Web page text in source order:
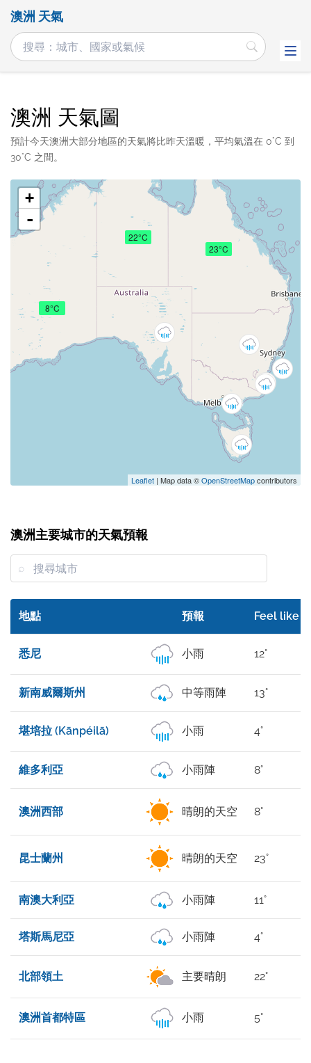
澳洲 天氣
澳洲 天氣圖
預計今天澳洲大部分地區的天氣將比昨天溫暖，平均氣溫在 0°C 到
30°C 之間。
8°C
23°C
22°C
+
-
Leaflet | Map data ©OpenStreetMapcontributors
澳洲主要城市的天氣預報
地點 預報 Feel like
悉尼 小雨 12°
新南威爾斯州 中等雨陣 13°
堪培拉 (Kānpéilā) 小雨 4°
維多利亞 小雨陣 8°
澳洲西部 晴朗的天空 8°
昆士蘭州 晴朗的天空 23°
南澳大利亞 小雨陣 11°
塔斯馬尼亞 小雨陣 4°
北部領土 主要晴朗 22°
澳洲首都特區 小雨 5°